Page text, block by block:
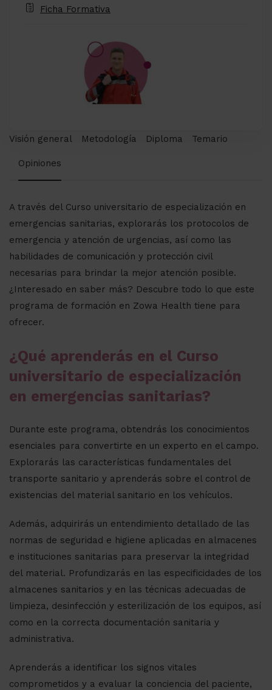
Visión general Metodología Diploma Temario
Opiniones
A través del Curso universitario de especialización en
emergencias sanitarias, explorarás los protocolos de
emergencia y atención de urgencias, así como las
habilidades de comunicación y protección civil
necesarias para brindar la mejor atención posible.
¿Interesado en saber más? Descubre todo lo que este
programa de formación en Zowa Health tiene para
ofrecer.
¿Qué aprenderás en el Curso
universitario de especialización
en emergencias sanitarias?
Durante este programa, obtendrás los conocimientos
esenciales para convertirte en un experto en el campo.
Explorarás las características fundamentales del
transporte sanitario y aprenderás sobre el control de
existencias del material sanitario en los vehículos.
Además, adquirirás un entendimiento detallado de las
normas de seguridad e higiene aplicadas en almacenes
e instituciones sanitarias para preservar la integridad
del material. Profundizarás en las especificidades de los
almacenes sanitarios y en las técnicas adecuadas de
limpieza, desinfección y esterilización de los equipos, así
como en la correcta documentación sanitaria y
administrativa.
Aprenderás a identificar los signos vitales
comprometidos y a evaluar la conciencia del paciente,
Ficha Formativa